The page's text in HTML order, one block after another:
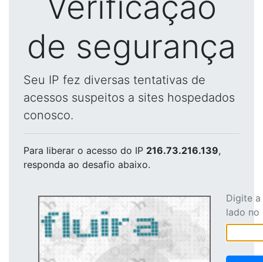
de segurança
Seu IP fez diversas tentativas de
acessos suspeitos a sites hospedados
conosco.
Para liberar o acesso do IP 216.73.216.139,
responda ao desafio abaixo.
Digite
lado no